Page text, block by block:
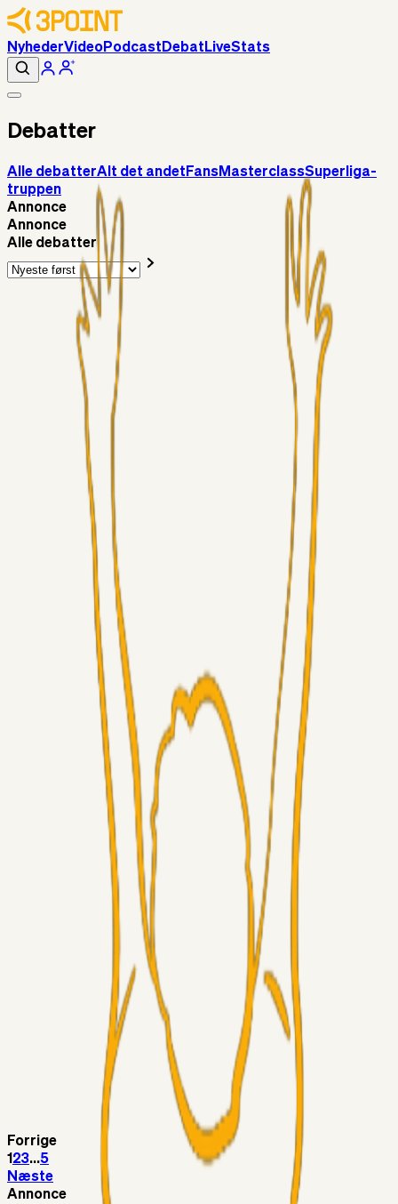
NyhederVideoPodcast Debat LiveStats
Debatter
Alle debatterAlt det andet FansMasterclassSuperliga-
truppen
Annonce
Annonce
Alle debatter
Superliga-truppen
12 timer siden
Superliga-truppen
09. aug. 2026
Alt det andet
09. aug. 2026
Livecenter kommentarspor?
Superliga-truppen
Chrisdinho88
09. aug. 2026
Frederik Alves
Alt det andet
RasmusStephansen
Brøndby´s Nye Hold – Oprustningen Er Markant……!
Superliga-truppen
07. aug. 2026
Så gælder det Horsens
3Point_Udviklere
07. aug. 2026
3Point hjemmeside opdateringer - August
06. aug. 2026
Horsens - Brøndby billet
05. aug. 2026
05. aug. 2026
Kommer Jobbe hjem?
05. aug. 2026
Brøndby-TV og u-19
04. aug. 2026
5. Forudsigelser op til Horsens kampen.
Forrige
1 23...5
Næste
Annonce